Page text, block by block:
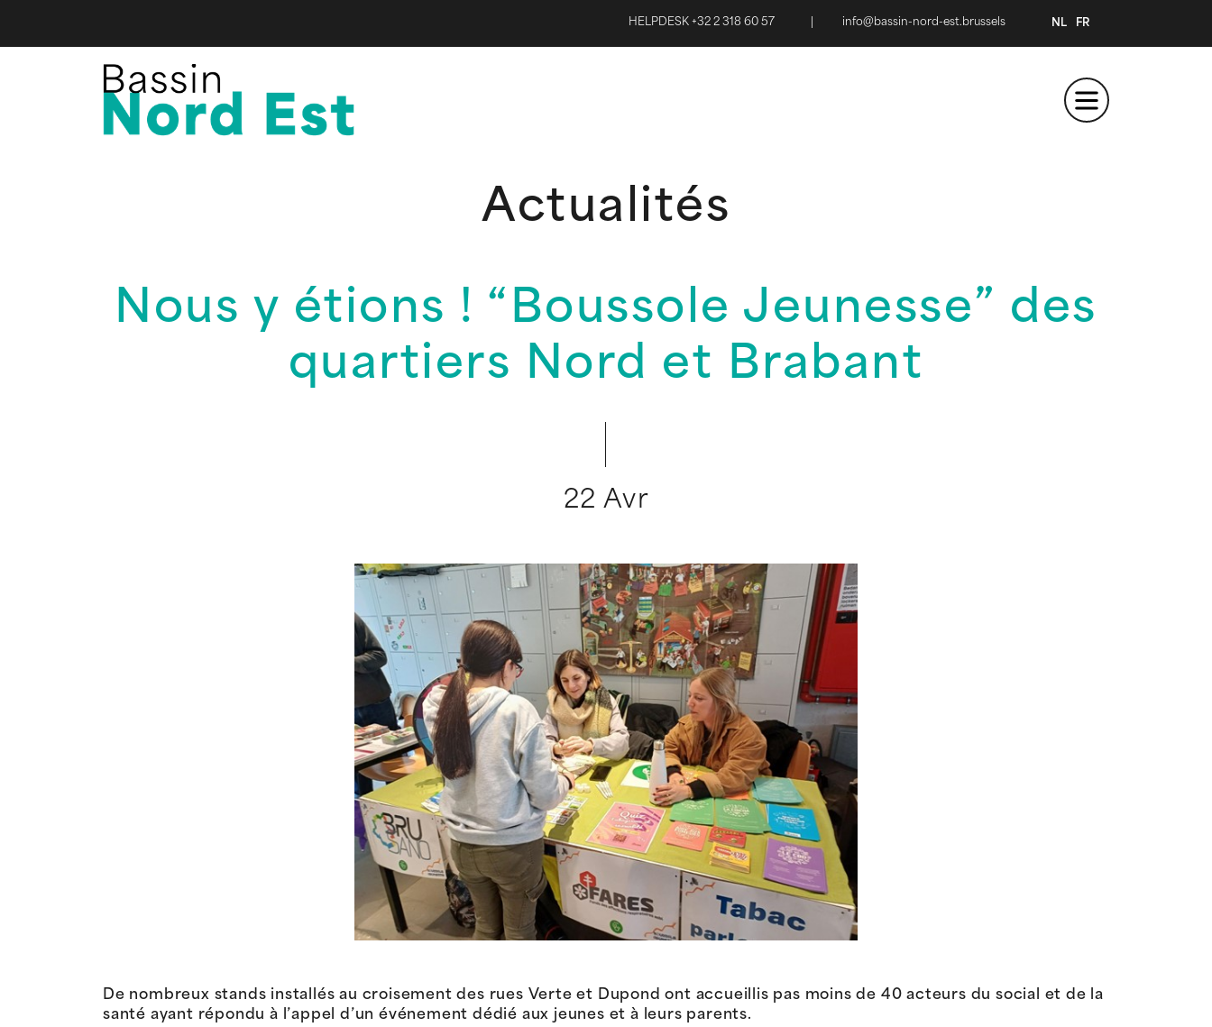
HELPDESK +32 2 318 60 57 info@bassin-nord-est.brussels NL FR
Actualités
Nous y étions ! “Boussole Jeunesse” des
quartiers Nord et Brabant
22 Avr
De nombreux stands installés au croisement des rues Verte et Dupond ont accueillis pas moins de 40 acteurs du social et de la
santé ayant répondu à l’appel d’un événement dédié aux jeunes et à leurs parents.